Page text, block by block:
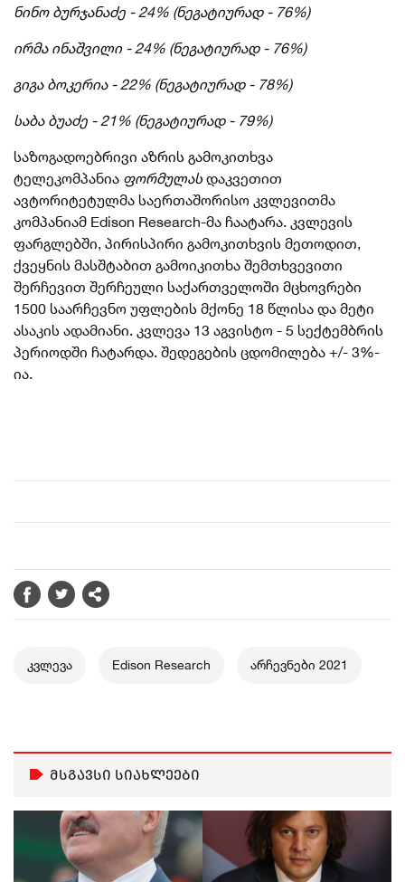
ნინო ბურჯანაძე - 24% (ნეგატიურად - 76%)
ირმა ინაშვილი - 24% (ნეგატიურად - 76%)
გიგა ბოკერია - 22% (ნეგატიურად - 78%)
საბა ბუაძე - 21% (ნეგატიურად - 79%)
საზოგადოებრივი აზრის გამოკითხვა
ტელეკომპანია ფორმულას დაკვეთით
ავტორიტეტულმა საერთაშორისო კვლევითმა
კომპანიამ Edison Research-მა ჩაატარა. კვლევის
ფარგლებში, პირისპირი გამოკითხვის მეთოდით,
ქვეყნის მასშტაბით გამოიკითხა შემთხვევითი
შერჩევით შერჩეული საქართველოში მცხოვრები
1500 საარჩევნო უფლების მქონე 18 წლისა და მეტი
ასაკის ადამიანი. კვლევა 13 აგვისტო - 5 სექტემბრის
პერიოდში ჩატარდა. შედეგების ცდომილება +/- 3%-
ია.
კვლევა Edison Research არჩევნები 2021
მსგავსი სიახლეები